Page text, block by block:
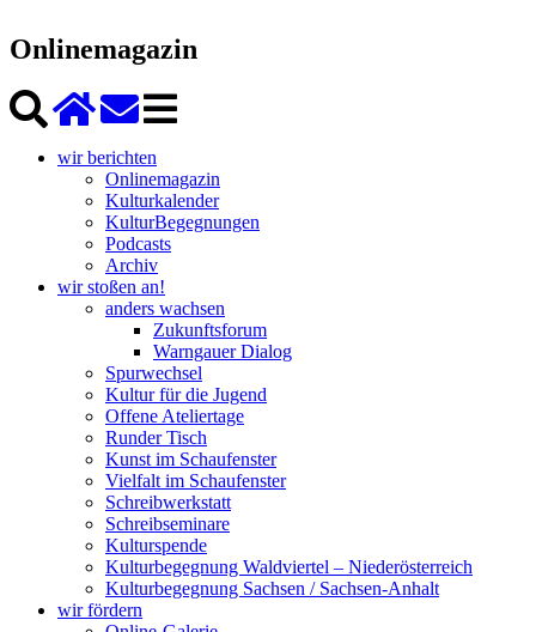
Onlinemagazin
wir berichten
Onlinemagazin
Kulturkalender
KulturBegegnungen
Podcasts
Archiv
wir stoßen an!
anders wachsen
Zukunftsforum
Warngauer Dialog
Spurwechsel
Kultur für die Jugend
Offene Ateliertage
Runder Tisch
Kunst im Schaufenster
Vielfalt im Schaufenster
Schreibwerkstatt
Schreibseminare
Kulturspende
Kulturbegegnung Waldviertel – Niederösterreich
Kulturbegegnung Sachsen / Sachsen-Anhalt
wir fördern